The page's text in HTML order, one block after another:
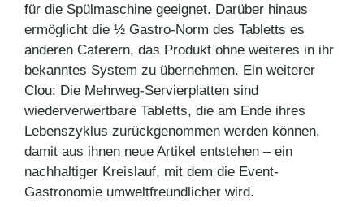
für die Spülmaschine geeignet. Darüber hinaus
ermöglicht die ½ Gastro-Norm des Tabletts es
anderen Caterern, das Produkt ohne weiteres in ihr
bekanntes System zu übernehmen. Ein weiterer
Clou: Die Mehrweg-Servierplatten sind
wiederverwertbare Tabletts, die am Ende ihres
Lebenszyklus zurückgenommen werden können,
damit aus ihnen neue Artikel entstehen – ein
nachhaltiger Kreislauf, mit dem die Event-
Gastronomie umweltfreundlicher wird.